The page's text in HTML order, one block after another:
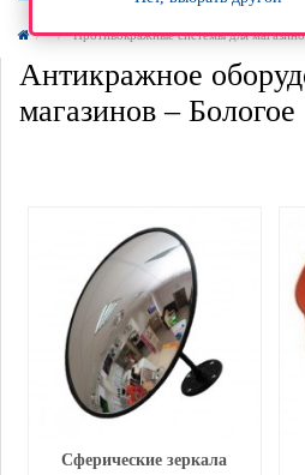
Противокражные системы для
Антикражное
магазинов – Бологое
Сферические зеркала